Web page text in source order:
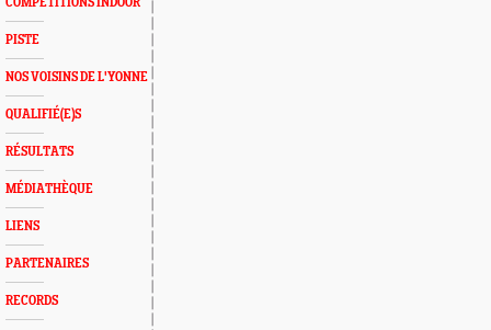
PISTE
NOS VOISINS DE L'YONNE
QUALIFIÉ(E)S
RÉSULTATS
MÉDIATHÈQUE
LIENS
PARTENAIRES
RECORDS